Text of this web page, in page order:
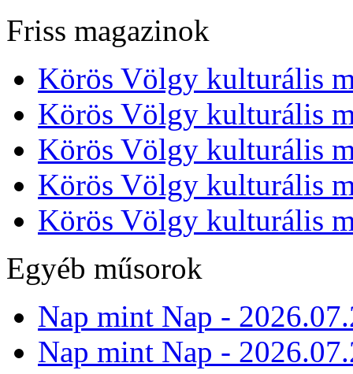
Friss magazinok
Körös Völgy kulturális
Körös Völgy kulturális
Körös Völgy kulturális
Körös Völgy kulturális
Körös Völgy kulturális
Egyéb műsorok
Nap mint Nap -
Nap mint Nap -